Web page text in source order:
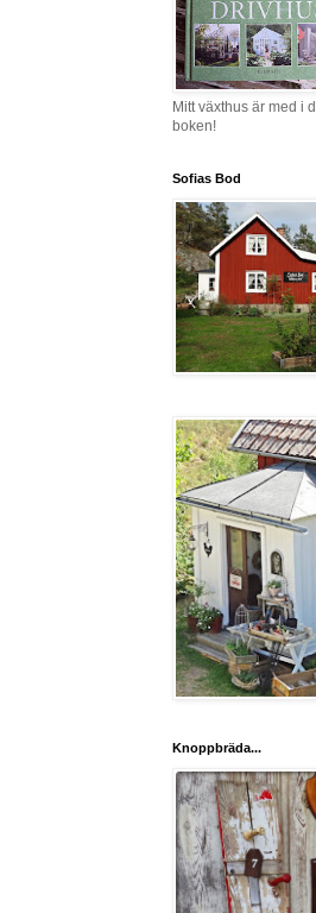
Mitt växthus är med i
boken!
Sofias Bod
Knoppbräda...